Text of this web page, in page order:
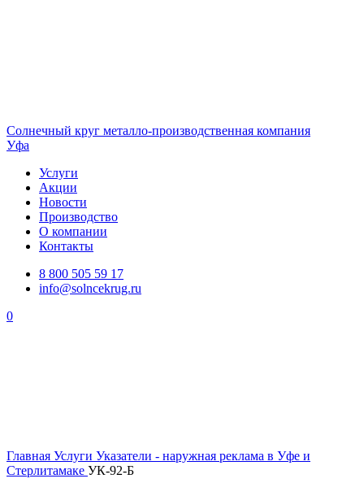
Солнечный круг металло-производственная компания
Уфа
Услуги
Акции
Новости
Производство
О компании
Контакты
8 800 505 59 17
info@solncekrug.ru
0
Главная Услуги Указатели - наружная реклама в Уфе и
Стерлитамаке УК-92-Б